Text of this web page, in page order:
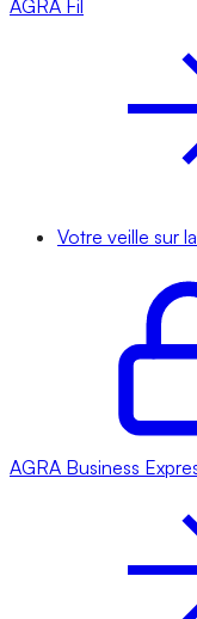
AGRA Fil
Votre veille sur
AGRA Business